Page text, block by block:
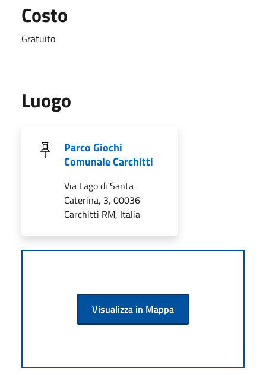
Costo
Gratuito
Luogo
Parco Giochi
Comunale Carchitti
Via Lago di Santa
Caterina, 3, 00036
Carchitti RM, Italia
Visualizza in Mappa